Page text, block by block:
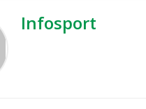
Infosport